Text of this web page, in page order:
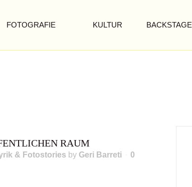
FOTOGRAFIE KULTUR BACKSTAGE
RAUM
& Fotostories by Geri Barreti
0